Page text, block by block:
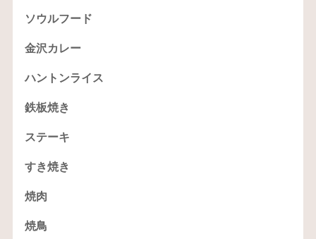
ソウルフード
金沢カレー
ハントンライス
鉄板焼き
ステーキ
すき焼き
焼肉
焼鳥